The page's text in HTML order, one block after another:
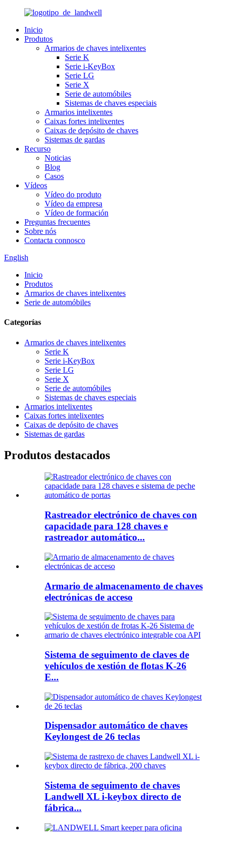
Inicio
Produtos
Armarios de chaves intelixentes
Serie K
Serie i-KeyBox
Serie LG
Serie X
Serie de automóbiles
Sistemas de chaves especiais
Armarios intelixentes
Caixas fortes intelixentes
Caixas de depósito de chaves
Sistemas de gardas
Recurso
Noticias
Blog
Casos
Vídeos
Vídeo do produto
Vídeo da empresa
Vídeo de formación
Preguntas frecuentes
Sobre nós
Contacta connosco
English
Inicio
Produtos
Armarios de chaves intelixentes
Serie de automóbiles
Categorías
Armarios de chaves intelixentes
Serie K
Serie i-KeyBox
Serie LG
Serie X
Serie de automóbiles
Sistemas de chaves especiais
Armarios intelixentes
Caixas fortes intelixentes
Caixas de depósito de chaves
Sistemas de gardas
Produtos destacados
Rastreador electrónico de chaves con
capacidade para 128 chaves e
rastreador automático...
Armario de almacenamento de chaves
electrónicas de acceso
Sistema de seguimento de claves de
vehículos de xestión de flotas K-26
E...
Dispensador automático de chaves
Keylongest de 26 teclas
Sistema de seguimento de chaves
Landwell XL i-keybox directo de
fábrica...